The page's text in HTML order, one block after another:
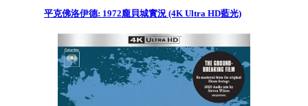
平克佛洛伊德: 1972龐貝城實況 (4K Ultra HD藍光)